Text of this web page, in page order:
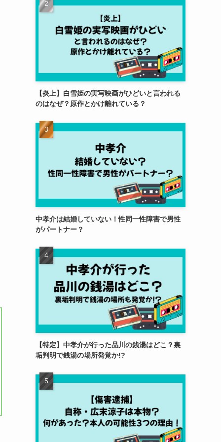
【炎上】白雪姫の実写映画がひどいと言われる
のはなぜ？原作とかけ離れている？
中孝介は結婚していない！性同一性障害で男性
がパートナー？
【特定】中孝介が行った品川の銭湯はどこ？裏
垢判明で銭湯の場所発覚か!?